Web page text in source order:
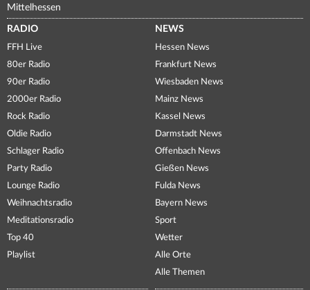
Mittelhessen
RADIO
FFH Live
80er Radio
90er Radio
2000er Radio
Rock Radio
Oldie Radio
Schlager Radio
Party Radio
Lounge Radio
Weihnachtsradio
Meditationsradio
Top 40
Playlist
NEWS
Hessen News
Frankfurt News
Wiesbaden News
Mainz News
Kassel News
Darmstadt News
Offenbach News
Gießen News
Fulda News
Bayern News
Sport
Wetter
Alle Orte
Alle Themen